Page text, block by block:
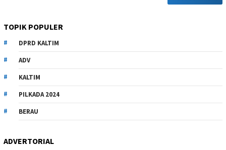
TOPIK POPULER
DPRD KALTIM
ADV
KALTIM
PILKADA 2024
BERAU
ADVERTORIAL